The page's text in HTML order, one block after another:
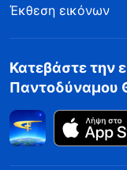
Έκθεση εικόνων
Κατεβάστε την
Παντοδύναμου